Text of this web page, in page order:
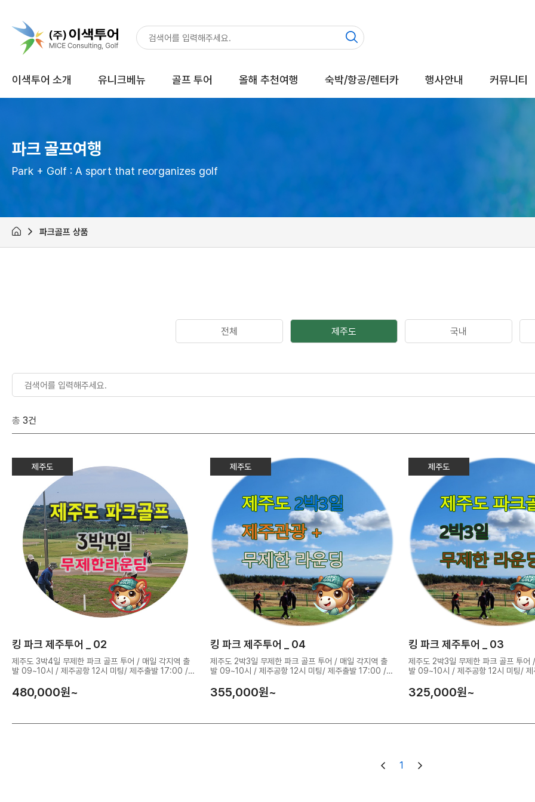
이색투어 소개 유니크베뉴 골프 투어 올해 추천여행 숙박/항공/렌터카 행사안내 커뮤니티
파크 골프여행
Park + Golf : A sport that reorganizes golf
파크골프 상품
전체 제주도 국내
총 3건
제주도
킹 파크 제주투어 _ 02
제주도 3박4일 무제한 파크 골프 투어 / 매일 각지역 출
발 09~10시 / 제주공항 12시 미팅/ 제주출발 17:00 /
480,000원~
제주도
킹 파크 제주투어 _ 04
제주도 2박3일 무제한 파크 골프 투어 / 매일 각지역 출
발 09~10시 / 제주공항 12시 미팅/ 제주출발 17:00 /
355,000원~
제주도
킹 파크 제주투어 _ 03
제주도 2박3일 무제한 파크 골프 투어
발 09~10시 / 제주공항 12시 미팅/
325,000원~
1